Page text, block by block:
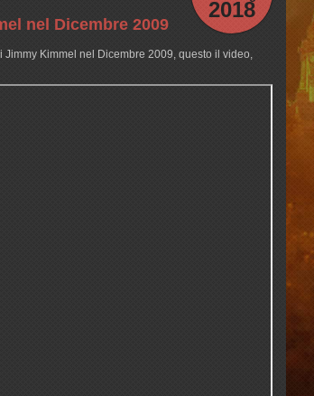
2018
nel Dicembre 2009
Kimmel nel Dicembre 2009, questo il video,